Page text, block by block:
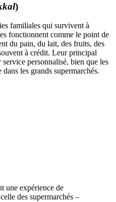
)
familiales qui survivent à
fonctionnent comme le point de
du pain, du lait, des fruits, des
à crédit. Leur principal
personnalisé, bien que les
les grands supermarchés.
une expérience de
des supermarchés –